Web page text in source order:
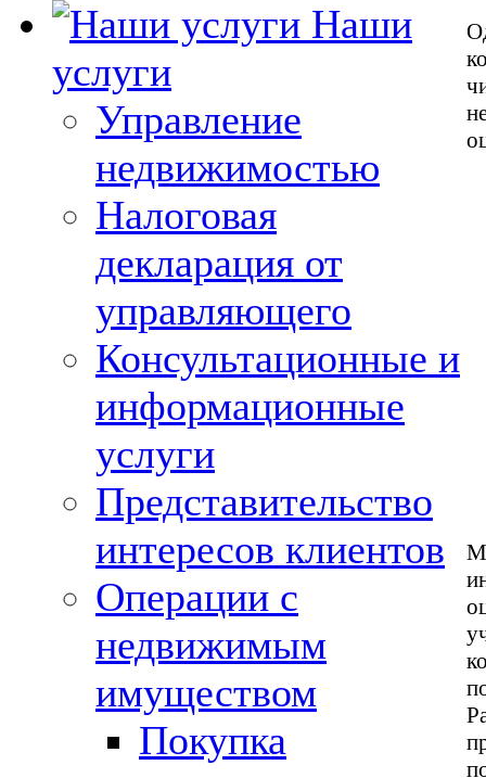
Наши
услуги
Управление
недвижимостью
Налоговая
декларация от
управляющего
Консультационные и
информационные
услуги
Представительство
интересов клиентов
Операции с
недвижимым
имуществом
Покупка